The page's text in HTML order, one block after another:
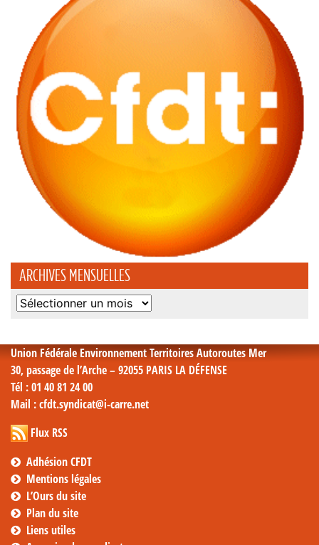
ARCHIVES MENSUELLES
Archives
Union Fédérale Environnement Territoires Autoroutes Mer
30, passage de l’Arche – 92055 PARIS LA DÉFENSE
Tél : 01 40 81 24 00
Mail : cfdt.syndicat@i-carre.net
Flux RSS
Adhésion CFDT
Mentions légales
L’Ours du site
Plan du site
Liens utiles